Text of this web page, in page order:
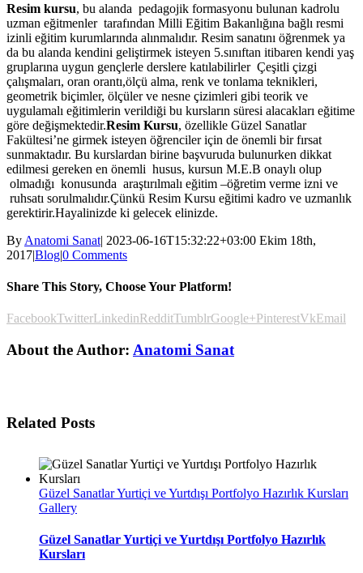
Resim kursu, bu alanda pedagojik formasyonu bulunan kadrolu
uzman eğitmenler tarafından Milli Eğitim Bakanlığına bağlı resmi
izinli eğitim kurumlarında alınmalıdır. Resim sanatını öğrenmek ya
da bu alanda kendini geliştirmek isteyen 5.sınıftan itibaren kendi yaş
gruplarına uygun gençlerle derslere katılabilirler Çeşitli çizgi
çalışmaları, oran orantı,ölçü alma, renk ve tonlama teknikleri,
geometrik biçimler, ölçüler ve nesne çizimleri gibi teorik ve
uygulamalı eğitimlerin verildiği bu kursların süresi alacakları eğitime
göre değişmektedir.Resim Kursu, özellikle Güzel Sanatlar
Fakültesi’ne girmek isteyen öğrenciler için de önemli bir fırsat
sunmaktadır. Bu kurslardan birine başvuruda bulunurken dikkat
edilmesi gereken en önemli husus, kursun M.E.B onaylı olup
olmadığı konusunda araştırılmalı eğitim –öğretim verme izni ve
ruhsatı sorulmalıdır.Çünkü Resim Kursu eğitimi kadro ve uzmanlık
gerektirir.Hayalinizde ki gelecek elinizde.
By Anatomi Sanat| 2023-06-16T15:32:22+03:00 Ekim 18th,
2017|Blog|0 Comments
Share This Story, Choose Your Platform!
FacebookTwitterLinkedinRedditTumblrGoogle+PinterestVkEmail
About the Author: Anatomi Sanat
Related Posts
Güzel Sanatlar Yurtiçi ve Yurtdışı Portfolyo Hazırlık Kursları
Gallery
Güzel Sanatlar Yurtiçi ve Yurtdışı Portfolyo Hazırlık
Kursları